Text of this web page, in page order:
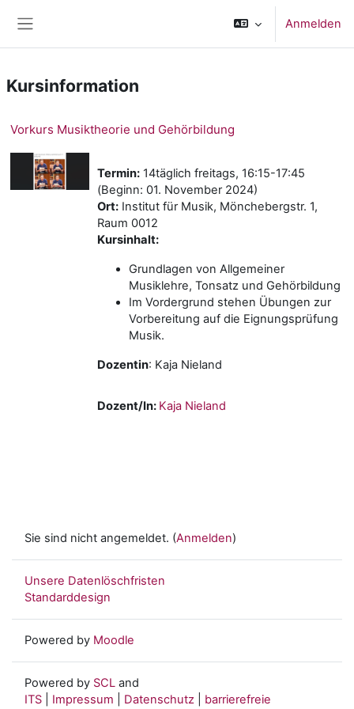
Anmelden
Kursinformation
Vorkurs Musiktheorie und Gehörbildung
Termin: 14täglich freitags, 16:15-17:45
(Beginn: 01. November 2024)
Ort: Institut für Musik, Mönchebergstr. 1,
Raum 0012
Kursinhalt:
Grundlagen von Allgemeiner
Musiklehre, Tonsatz und Gehörbildung
Im Vordergrund stehen Übungen zur
Vorbereitung auf die Eignungsprüfung
Musik.
Dozentin: Kaja Nieland
Dozent/In: Kaja Nieland
Sie sind nicht angemeldet. (Anmelden)
Unsere Datenlöschfristen
Standarddesign
Powered by Moodle
Powered by SCL and
ITS
Impressum Datenschutz barrierefreie